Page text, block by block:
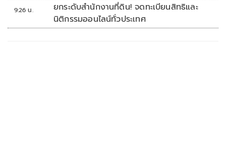
9:26 น.
ยกระดับสำนักงานที่ดิน! จดทะเบียนสิทธิและ
นิติกรรมออนไลน์ทั่วประเทศ